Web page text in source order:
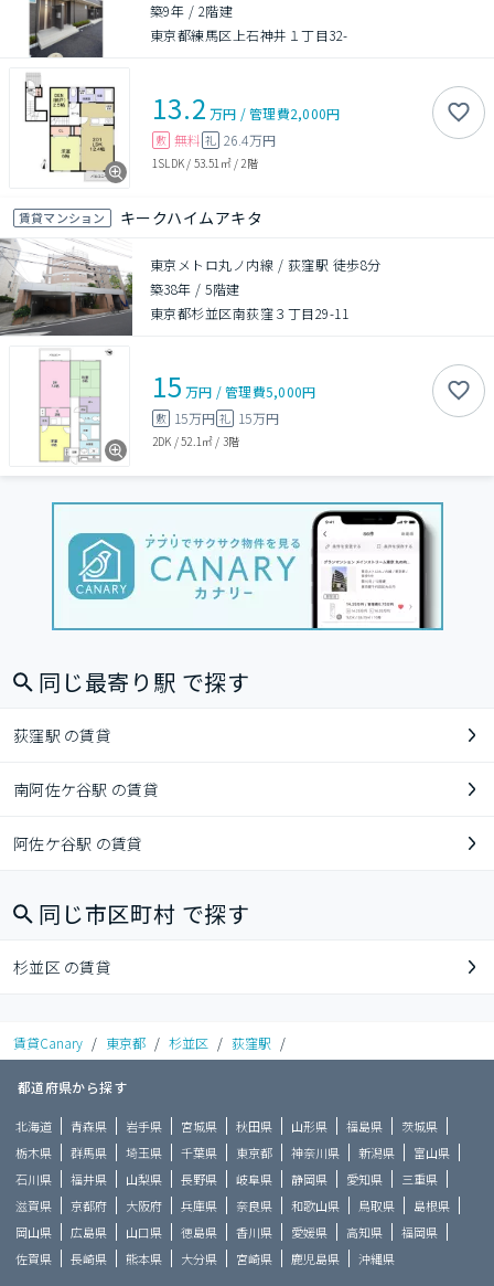
築9年 / 2階建
東京都練馬区上石神井１丁目32-
13.2 万円 /管理費2,000円
敷 無料 礼 26.4万円
1SLDK / 53.51㎡/ 2階
賃貸マンション キークハイムアキタ
東京メトロ丸ノ内線 / 荻窪駅 徒歩8分
築38年 /5階建
東京都杉並区南荻窪３丁目29-11
15 万円 /管理費5,000円
敷 15万円 礼 15万円
2DK /52.1㎡ / 3階
同じ最寄り駅 で探す
荻窪駅 の賃貸
南阿佐ケ谷駅 の賃貸
阿佐ケ谷駅 の賃貸
同じ市区町村 で探す
杉並区 の賃貸
賃貸Canary / 東京都 / 杉並区 / 荻窪駅 /
都道府県から探す
北海道 青森県 岩手県 宮城県 秋田県 山形県 福島県
茨城県
栃木県
群馬県 埼玉県 千葉県 東京都 神奈川県 新潟県
富山県
石川県
福井県 山梨県 長野県 岐阜県 静岡県 愛知県
三重県
滋賀県
京都府 大阪府 兵庫県 奈良県 和歌山県 鳥取県
島根県
岡山県
広島県 山口県 徳島県 香川県 愛媛県 高知県
福岡県
佐賀県
長崎県 熊本県 大分県 宮崎県 鹿児島県 沖縄県